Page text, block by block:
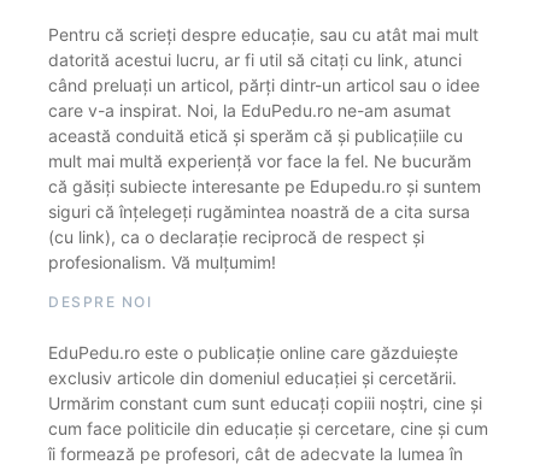
Pentru că scrieți despre educație, sau cu atât mai mult
datorită acestui lucru, ar fi util să citați cu link, atunci
când preluați un articol, părți dintr-un articol sau o idee
care v-a inspirat. Noi, la EduPedu.ro ne-am asumat
această conduită etică și sperăm că și publicațiile cu
mult mai multă experiență vor face la fel. Ne bucurăm
că găsiți subiecte interesante pe Edupedu.ro și suntem
siguri că înțelegeți rugămintea noastră de a cita sursa
(cu link), ca o declarație reciprocă de respect și
profesionalism. Vă mulțumim!
DESPRE NOI
EduPedu.ro este o publicație online care găzduiește
exclusiv articole din domeniul educației și cercetării.
Urmărim constant cum sunt educați copiii noștri, cine și
cum face politicile din educație și cercetare, cine și cum
îi formează pe profesori, cât de adecvate la lumea în